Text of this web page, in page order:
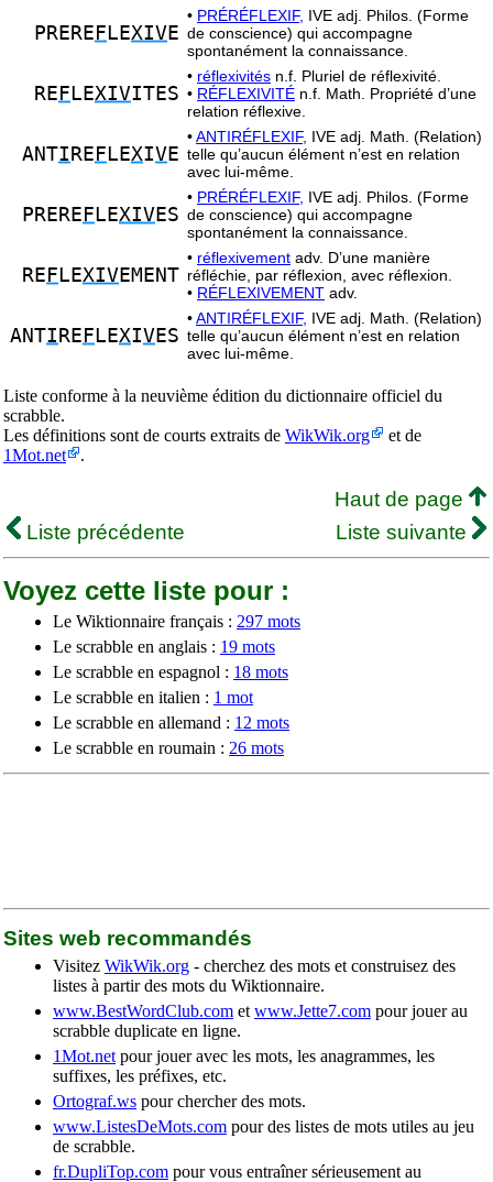
PRERE F LEXIVE
• PRÉRÉFLEXIF, IVE adj. Philos. (Forme
de conscience) qui accompagne
spontanément la connaissance.
RE F LEXIVITES
• réflexivités n.f. Pluriel de réflexivité.
• RÉFLEXIVITÉ n.f. Math. Propriété d’une
relation réflexive.
ANTI RE F LEXIVE
•ANTIRÉFLEXIF, IVE adj. Math. (Relation)
telle qu’aucun élément n’est en relation
avec lui-même.
PRERE F LEXIVES
• PRÉRÉFLEXIF, IVE adj. Philos. (Forme
de conscience) qui accompagne
spontanément la connaissance.
RE F LEXIVEMENT
• réflexivement adv. D’une manière
réfléchie, par réflexion, avec réflexion.
• RÉFLEXIVEMENT adv.
ANTI RE F LEXIVES
•ANTIRÉFLEXIF, IVE adj. Math. (Relation)
telle qu’aucun élément n’est en relation
avec lui-même.
Liste conforme à la neuvième édition du dictionnaire officiel du
scrabble.
Les définitions sont de courts extraits de WikWik.org
et de
1Mot.net
.
Haut de page
Liste précédente
Liste suivante
Voyez cette liste pour :
Le Wiktionnaire français : 297 mots
Le scrabble en anglais : 19 mots
Le scrabble en espagnol : 18 mots
Le scrabble en italien : 1 mot
Le scrabble en allemand : 12 mots
Le scrabble en roumain : 26 mots
Sites web recommandés
Visitez WikWik.org - cherchez des mots et construisez des
listes à partir des mots du Wiktionnaire.
www.BestWordClub.com et www.Jette7.com pour jouer au
scrabble duplicate en ligne.
1Mot.net pour jouer avec les mots, les anagrammes, les
suffixes, les préfixes, etc.
Ortograf.ws pour chercher des mots.
www.ListesDeMots.com pour des listes de mots utiles au jeu
de scrabble.
fr.DupliTop.com pour vous entraîner sérieusement au